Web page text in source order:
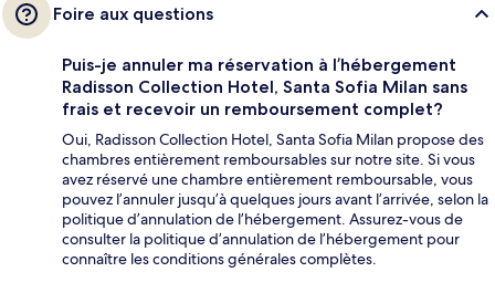
Foire aux questions
Puis-je annuler ma réservation à l’hébergement
Radisson Collection Hotel, Santa Sofia Milan sans
frais et recevoir un remboursement complet?
Oui, Radisson Collection Hotel, Santa Sofia Milan propose des
chambres entièrement remboursables sur notre site. Si vous
avez réservé une chambre entièrement remboursable, vous
pouvez l’annuler jusqu’à quelques jours avant l’arrivée, selon la
politique d’annulation de l’hébergement. Assurez-vous de
consulter la politique d’annulation de l’hébergement pour
connaître les conditions générales complètes.